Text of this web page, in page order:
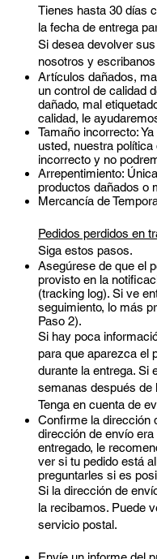
Tienes hasta 30 días
la fecha de entrega
Si desea devolver
nosotros y
Artículos dañados,
un control de calidad
dañado, mal
calidad, le
Tamaño incorrecto:
usted, nuestra
incorrecto y no
Arrepentimiento:
productos dañados o
Mercancía de
Pedidos perdidos en
Siga estos pasos.
Asegúrese de que el
provisto en la
(tracking log). Si ve
seguimiento, lo más
Paso 2).
Si hay poca
para que aparezca el
durante la entrega. Si
semanas después de
Tenga en cuenta de
Confirme la dirección
dirección de envío
entregado, le
ver si tu pedido está
preguntarles si es
Si la dirección de
la recibamos. Puede
servicio postal.